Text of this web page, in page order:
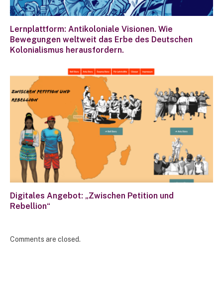
Lernplattform: Antikoloniale Visionen. Wie
Bewegungen weltweit das Erbe des Deutschen
Kolonialismus herausfordern.
Digitales Angebot: „Zwischen Petition und
Rebellion“
Comments are closed.